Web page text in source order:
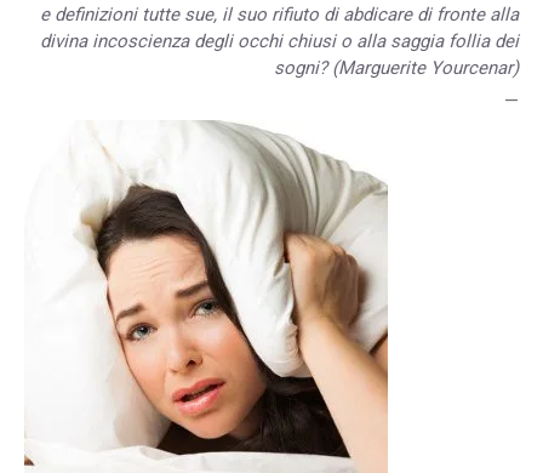
e definizioni tutte sue, il suo rifiuto di abdicare di fronte alla
divina incoscienza degli occhi chiusi o alla saggia follia dei
sogni? (Marguerite Yourcenar)
—